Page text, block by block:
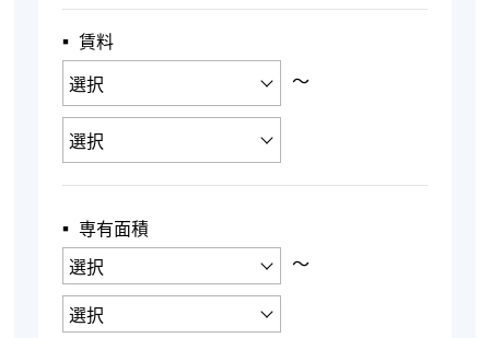
▪︎ 賃料
〜
▪︎ 専有面積
〜